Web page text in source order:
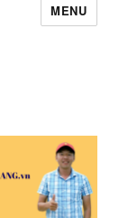
MENU